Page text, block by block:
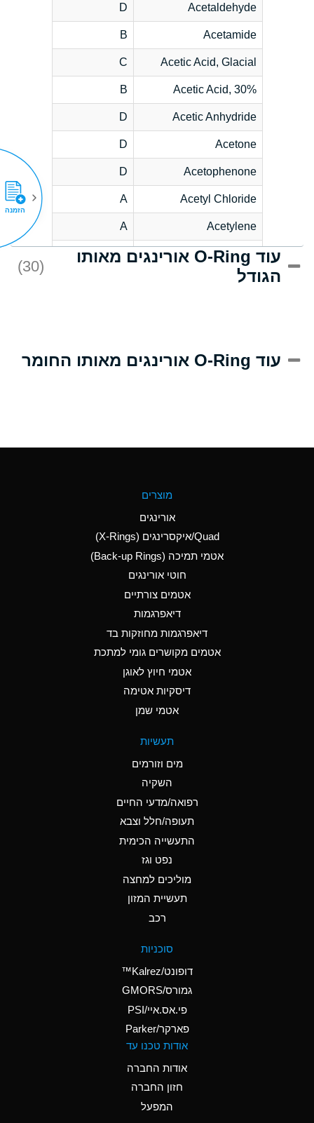
Acetaldehyde
D
Acetamide
B
Acetic Acid, Glacial
C
Acetic Acid, 30%
B
Acetic Anhydride
D
Acetone
D
Acetophenone
D
Acetyl Chloride
A
Acetylene
A
Acrlylonitrile
C
Adipic Acid
(Aqueous)
Aluminum Nitrate
(Aqueous)
Aluminum Phosphate
Ammonia Anhydrous
D
Ammonia Gas (cold)
D
Ammonia Gas (hot)
Ammonium Hydroxide
B
Ammonium Nitrate
Ammonium Nitrite
Ammonium Persulfate
Ammonium Phosphate
A
Ammonium Sulfate
B
Amyl Acetate (Banana
עוד O-Ring אורינגים מאותו
הגודל
(30)
עוד O-Ring אורינגים מאותו החומר
מוצרים
אורינגים
Quad/איקסרינגים (X-Rings)
אטמי תמיכה (Back-up Rings)
חוטי אורינגים
אטמים צורתיים
דיאפרגמות
דיאפרגמות מחוזקות בד
אטמים מקושרים גומי למתכת
אטמי חיוץ לאוגן
דיסקיות אטימה
אטמי שמן
תעשיות
מים וזורמים
השקיה
רפואה/מדעי החיים
תעופה/חלל וצבא
התעשייה הכימית
נפט וגז
מוליכים למחצה
תעשיית המזון
רכב
סוכניות
דופונט/Kalrez™
גמורס/GMORS
פי.אס.איי/PSI
פארקר/Parker
אודות טכנו עד
אודות החברה
חזון החברה
המפעל
הזמנה